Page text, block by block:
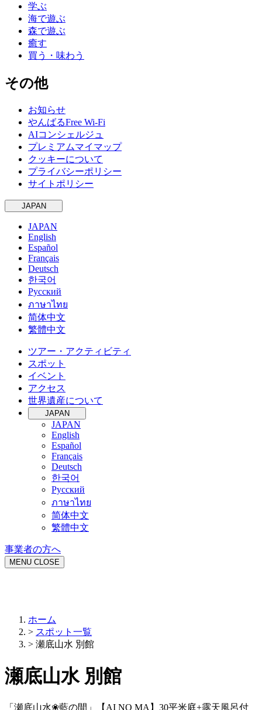
学ぶ
海で遊ぶ
森で遊ぶ
癒す
買う・味わう
その他
お知らせ
やんばるFree Wi-Fi
AIコンシェルジュ
プレミアムマイマップ
クッキーについて
プライバシーポリシー
サイトポリシー
JAPAN
JAPAN
English
Español
Français
Deutsch
한국어
Русский
ภาษาไทย
简体中文
繁體中文
ツアー・アクティビティ
スポット
イベント
アクセス
世界遺産について
JAPAN
JAPAN
English
Español
Français
Deutsch
한국어
Русский
ภาษาไทย
简体中文
繁體中文
事業者の方へ
MENU CLOSE
ホーム
> スポット一覧
> 瀬底山水 別館
瀬底山水 別館
「瀬底山水❀藍の間」【AI NO MA】30平米庭+露天風呂付